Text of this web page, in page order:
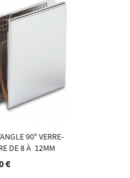
90° VERRE-
DE 8 À 12MM
€